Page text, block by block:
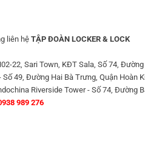
liên hệ TẬP ĐOÀN LOCKER & LOCK
22, Sari Town, KĐT Sala, Số 74,
Số 49, Đường Hai Bà Trưng, Quận Hoàn
Riverside Tower - Số 74, Đường
989 276